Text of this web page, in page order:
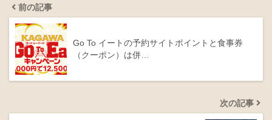
前の記事
Go To イートの予約サイトポイントと食事券
（クーポン）は併…
次の記事